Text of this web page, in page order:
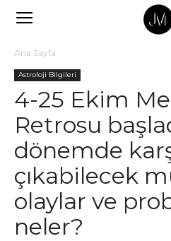
Ana Sayfa
Astroloji Bilgileri
4-25 Ekim
Retrosu
dönemde
çıkabilecek
olaylar ve
neler?